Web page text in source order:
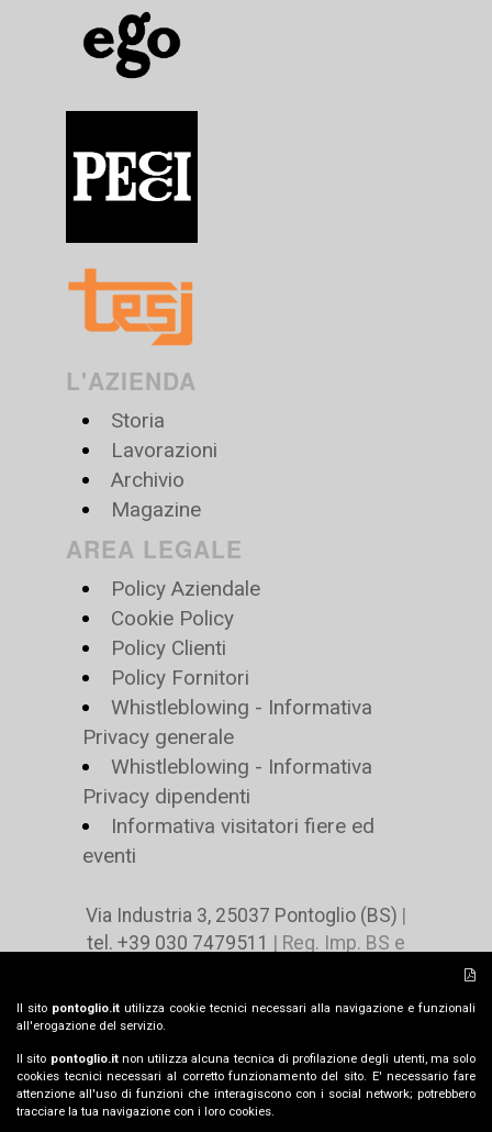
L'AZIENDA
Storia
Lavorazioni
Archivio
Magazine
AREA LEGALE
Policy Aziendale
Cookie Policy
Policy Clienti
Policy Fornitori
Whistleblowing - Informativa
Privacy generale
Whistleblowing - Informativa
Privacy dipendenti
Informativa visitatori fiere ed
eventi
Via Industria 3, 25037 Pontoglio (BS)
tel. +39 030 7479511
| Reg. Imp. BS e
00729460980 | Cap. Soc. € 4.416.000 i.v |
pontoglio@pontoglio.it
IT - EN
Il sito pontoglio.it utilizza cookie tecnici necessari alla navigazione e funzionali
all'erogazione del servizio.
Il sito pontoglio.itnon utilizza alcuna tecnica di profilazione degli utenti, ma solo
cookies tecnici necessari al corretto funzionamento del sito. E' necessario fare
attenzione all'uso di funzioni che interagiscono con i social network; potrebbero
tracciare la tua navigazione con i loro cookies.